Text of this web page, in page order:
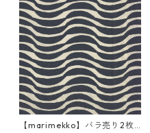
【marimekko】バラ売り2枚